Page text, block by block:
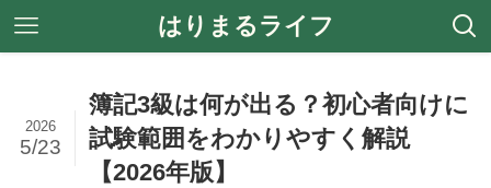
はりまるライフ
簿記3級は何が出る？初心者向けに
試験範囲をわかりやすく解説
【2026年版】
2026
5/23